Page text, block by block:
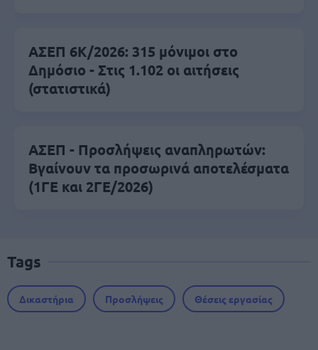
ΑΣΕΠ 6Κ/2026: 315 μόνιμοι στο
Δημόσιο - Στις 1.102 οι αιτήσεις
(στατιστικά)
ΑΣΕΠ - Προσλήψεις αναπληρωτών:
Βγαίνουν τα προσωρινά αποτελέσματα
(1ΓΕ και 2ΓΕ/2026)
Tags
Δικαστήρια Προσλήψεις Θέσεις εργασίας